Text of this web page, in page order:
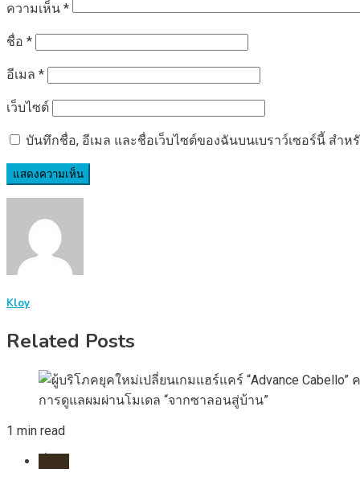
ความเห็น *
ชื่อ *
อีเมล *
เว็บไซต์
บันทึกชื่อ, อีเมล และชื่อเว็บไซต์ของฉันบนเบราว์เซอร์นี้ สำห
Kloy
Related Posts
1 min read